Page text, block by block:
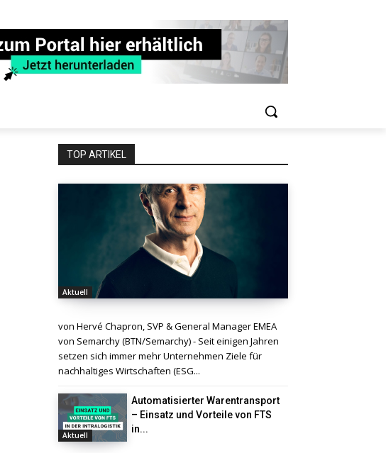
TOP ARTIKEL
Aktuell
von Hervé Chapron, SVP & General Manager EMEA
von Semarchy (BTN/Semarchy) - Seit einigen Jahren
setzen sich immer mehr Unternehmen Ziele für
nachhaltiges Wirtschaften (ESG...
Aktuell
Automatisierter Warentransport
– Einsatz und Vorteile von FTS
in...